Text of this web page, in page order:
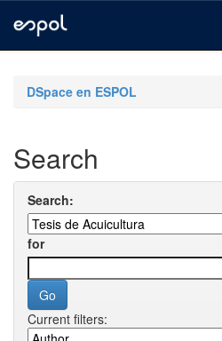
navigationDSpace en ESPOL
Search
Search:
for
Current filters: